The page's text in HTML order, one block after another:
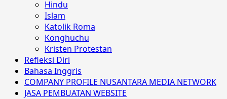
Hindu
Islam
Katolik Roma
Konghuchu
Kristen Protestan
Refleksi Diri
Bahasa Inggris
COMPANY PROFILE NUSANTARA MEDIA NETWORK
JASA PEMBUATAN WEBSITE